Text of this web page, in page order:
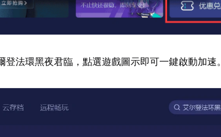
登法環黑夜君臨，點選遊戲圖示即可一鍵啟動加速